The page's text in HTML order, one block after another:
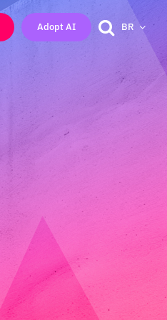
Adopt AI BR